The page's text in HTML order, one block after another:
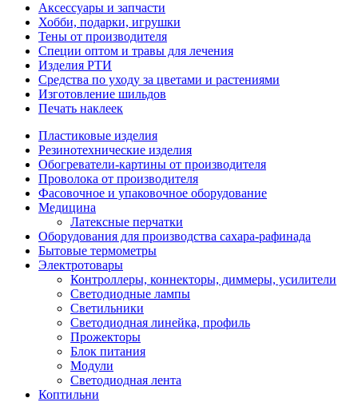
Аксессуары и запчасти
Хобби, подарки, игрушки
Тены от производителя
Специи оптом и травы для лечения
Изделия РТИ
Средства по уходу за цветами и растениями
Изготовление шильдов
Печать наклеек
Пластиковые изделия
Резинотехнические изделия
Обогреватели-картины от производителя
Проволока от производителя
Фасовочное и упаковочное оборудование
Медицина
Латексные перчатки
Оборудования для производства сахара-рафинада
Бытовые термометры
Электротовары
Контроллеры, коннекторы, диммеры, усилители
Светодиодные лампы
Светильники
Светодиодная линейка, профиль
Прожекторы
Блок питания
Модули
Светодиодная лента
Коптильни